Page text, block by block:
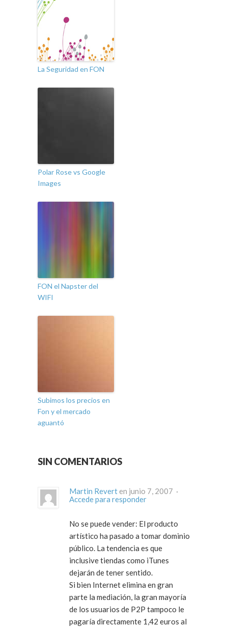
La Seguridad en FON
Polar Rose vs Google
Images
FON el Napster del
WIFI
Subimos los precios en
Fon y el mercado
aguantó
SIN COMENTARIOS
Martin Revert
en junio 7, 2007 ·
Accede para responder
No se puede vender: El producto
artístico ha pasado a tomar dominio
público. La tendencia es que
inclusive tiendas como iTunes
dejarán de tener sentido.
Si bien Internet elimina en gran
parte la mediación, la gran mayoría
de los usuarios de P2P tampoco le
pagaría directamente 1,42 euros al